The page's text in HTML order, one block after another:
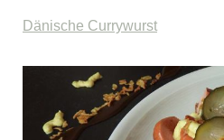
Dänische Currywurst